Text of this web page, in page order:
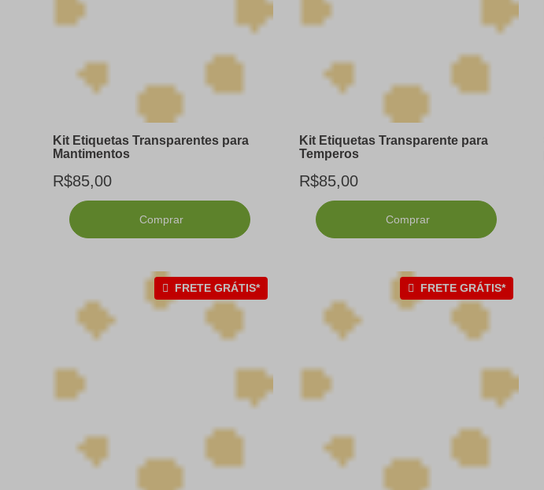
Kit Etiquetas Transparentes para
Mantimentos
R$85,00
Comprar
Kit Etiquetas Transparente para
Temperos
R$85,00
Comprar
FRETE GRÁTIS* FRETE GRÁTIS*